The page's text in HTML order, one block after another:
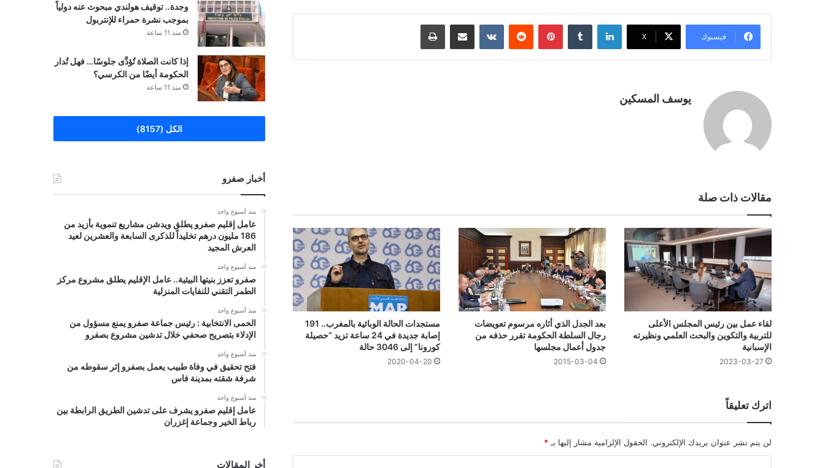
فيسبوك ‫X
لينكدإن بينتيريست مشاركة عبر البريد طباعة
يوسف المسكين
مقالات ذات صلة
لقاء عمل بين رئيس المجلس الأعلى
للتربية والتكوين والبحث العلمي ونظيرته
الإسبانية
2023-03-27
بعد الجدل الذي أثاره مرسوم تعويضات
رجال السلطة الحكومة تقرر حذفه من
جدول أعمال مجلسها
2015-03-04
مستجدات الحالة الوبائية بالمغرب.. 191
إصابة جديدة في 24 ساعة تزيد “حصيلة
كورونا” إلى 3046 حالة
2020-04-20
اترك تعليقاً
لن يتم نشر عنوان بريدك الإلكتروني. الحقول الإلزامية مشار إليها بـ *
وجدة.. توقيف هولندي مبحوث عنه دولياً
بموجب نشرة حمراء للإنتربول
منذ 11 ساعة
إذا كانت الصلاة تُؤدَّى جلوسًا… فهل تُدار
الحكومة أيضًا من الكرسي؟
منذ 11 ساعة
الكل (8157)
أخبار صفرو
منذ أسبوع واحد
عامل إقليم صفرو يطلق ويدشن مشاريع تنموية بأزيد من
186 مليون درهم تخليداً للذكرى السابعة والعشرين لعيد
العرش المجيد
منذ أسبوع واحد
صفرو تعزز بنيتها البيئية.. عامل الإقليم يطلق مشروع مركز
الطمر التقني للنفايات المنزلية
منذ أسبوع واحد
الحمى الانتخابية : رئيس جماعة صفرو يمنع مسؤول من
الإدلاء بتصريح صحفي خلال تدشين مشروع بصفرو
منذ أسبوع واحد
فتح تحقيق في وفاة طبيب يعمل بصفرو إثر سقوطه من
شرفة شقته بمدينة فاس
منذ أسبوع واحد
عامل إقليم صفرو يشرف على تدشين الطريق الرابطة بين
رباط الخير وجماعة إغزران
أخر المقالات